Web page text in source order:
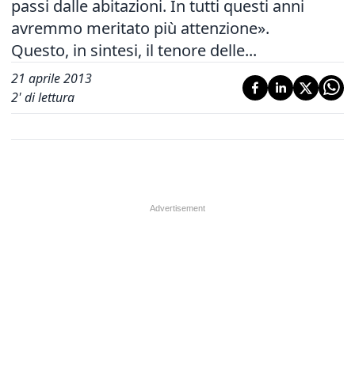
passi dalle abitazioni. In tutti questi anni
avremmo meritato più attenzione».
Questo, in sintesi, il tenore delle...
21 aprile 2013
2' di lettura